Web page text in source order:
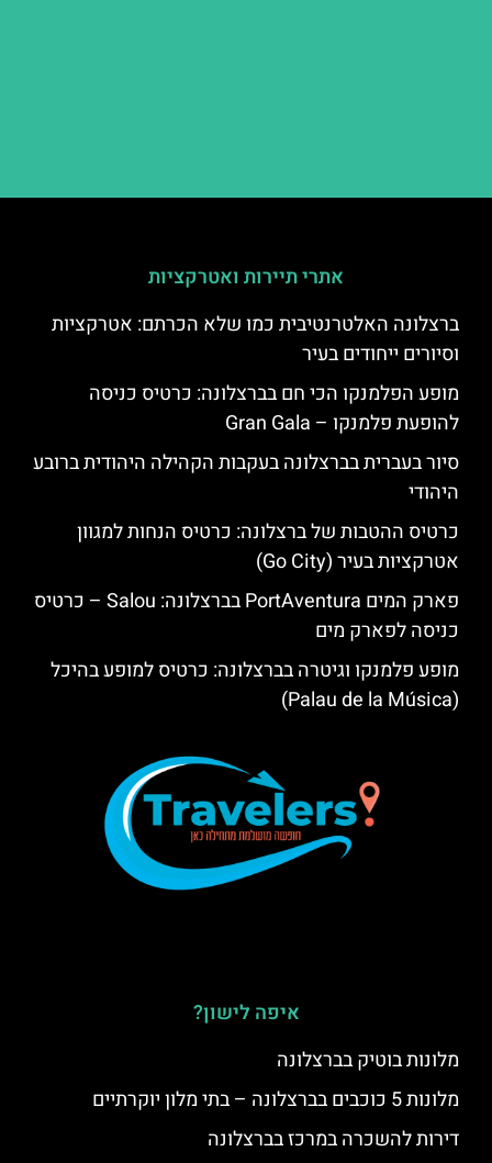
אתרי תיירות ואטרקציות
ברצלונה האלטרנטיבית כמו שלא הכרתם: אטרקציות
וסיורים ייחודים בעיר
מופע הפלמנקו הכי חם בברצלונה: כרטיס כניסה
להופעת פלמנקו – Gran Gala
סיור בעברית בברצלונה בעקבות הקהילה היהודית ברובע
היהודי
כרטיס ההטבות של ברצלונה: כרטיס הנחות למגוון
אטרקציות בעיר (Go City)
פארק המים PortAventura בברצלונה: Salou – כרטיס
כניסה לפארק מים
מופע פלמנקו וגיטרה בברצלונה: כרטיס למופע בהיכל
(Palau de la Música)
איפה לישון?
מלונות בוטיק בברצלונה
מלונות 5 כוכבים בברצלונה – בתי מלון יוקרתיים
דירות להשכרה במרכז בברצלונה